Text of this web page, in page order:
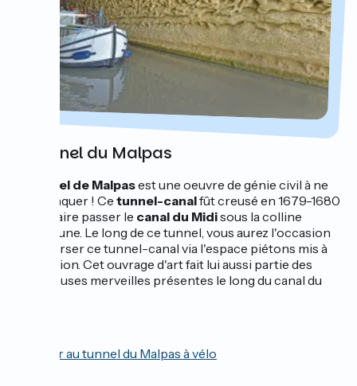
Le tunnel du Malpas
tunnel de Malpasest une oeuvre de génie civil à ne
pas manquer ! Ce tunnel-canalfût creusé en 1679-1680
pour y faire passer le canal du Midisous la colline
d'Ensérune. Le long de ce tunnel, vous aurez l'occasion
de traverser ce tunnel-canal via l'espace piétons mis à
disposition. Cet ouvrage d'art fait lui aussi partie des
nombreuses merveilles présentes le long du canal du
Accéder au tunnel du Malpas à vélo